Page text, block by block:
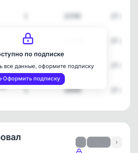
1
1 25727
1 10940
по подписке
все данные, оформите подписку
Оформить подписку
›